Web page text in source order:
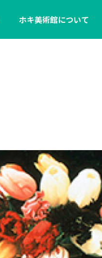
ホキ美術館について